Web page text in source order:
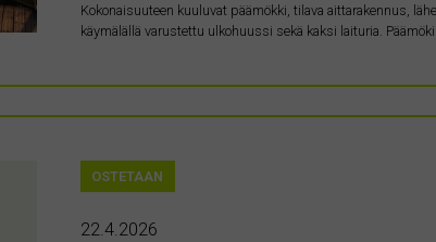
Kokonaisuuteen kuuluvat päämökki, tilava aittarakennus,
käymälällä varustettu ulkohuussi sekä kaksi laituria.
OSTETAAN
22.4.2026